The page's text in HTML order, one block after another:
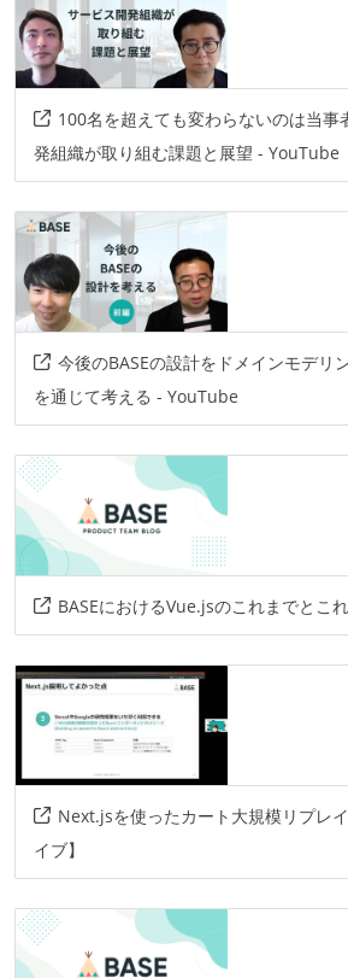
100名を超えても変わらないのは当事
発組織が取り組む課題と展望 - YouTube
今後のBASEの設計をドメインモデリ
を通じて考える - YouTube
BASEにおけるVue.jsのこれまでとこ
Next.jsを使ったカート大規模リプレ
イブ】